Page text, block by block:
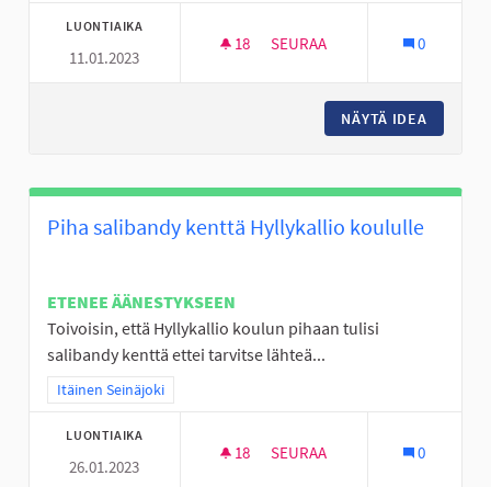
LUONTIAIKA
11.01.2023
18 18 SEURAAJAA
SEURAA 0
NÄYTÄ IDEA
Piha salibandy kenttä Hyllykallio koululle
ETENEE ÄÄNESTYKSEEN
Toivoisin, että Hyllykallio koulun pihaan tulisi
salibandy kenttä ettei tarvitse lähteä...
Rajaa tulokset teeman mukaan: Itäinen Seinäjoki
Itäinen Seinäjoki
LUONTIAIKA
26.01.2023
18 18 SEURAAJAA
SEURAA 0